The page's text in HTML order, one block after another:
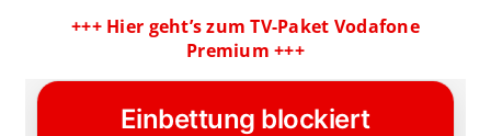
+++ Hier geht’s zum TV-Paket Vodafone
Premium +++